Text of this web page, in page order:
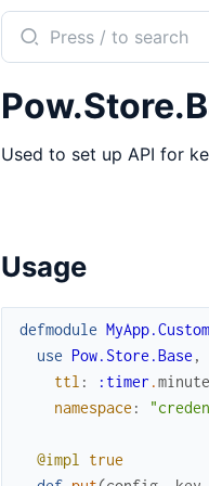
Search
documentation
Pow
Used to set up API for
Usage
defmodule
use Pow.Store.Base ,
ttl : :timer .
namespace :
@impl
true